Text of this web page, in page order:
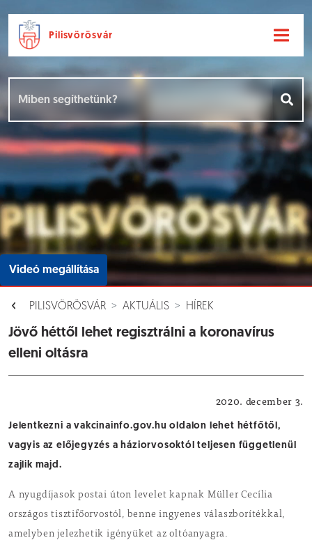
Ugrás a fő tartalomhoz
Pilisvörösvár
Videó megállítása
PILISVÖRÖSVÁR AKTUÁLIS HÍREK
Jövő héttől lehet regisztrálni a koronavírus
elleni oltásra
2020. december 3.
Jelentkezni a vakcinainfo.gov.hu oldalon lehet hétfőtől,
vagyis az előjegyzés a háziorvosoktól teljesen függetlenül
zajlik majd.
A nyugdíjasok postai úton levelet kapnak Müller Cecília
országos tisztifőorvostól, benne ingyenes válaszborítékkal,
amelyben jelezhetik igényüket az oltóanyagra.
Események []
Dokumentumok [
Aloldalak []